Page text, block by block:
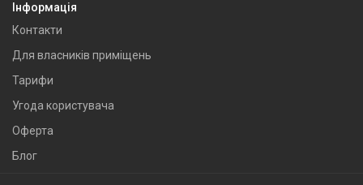
Інформація
Контакти
Для власників приміщень
Тарифи
Угода користувача
Оферта
Блог